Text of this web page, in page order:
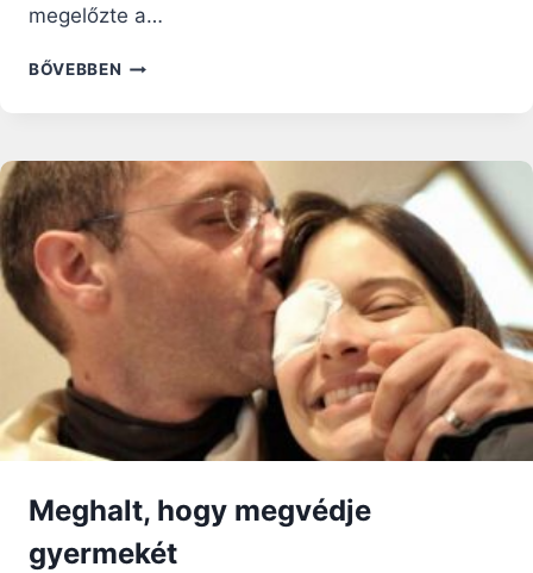
megelőzte a…
BŐVEBBEN HÁZASSÁGRÓL
A
BIBLIA
IGÉJÉBEN
KINYILATKOZTATOTT
CSALÁD-
Meghalt, hogy megvédje
gyermekét